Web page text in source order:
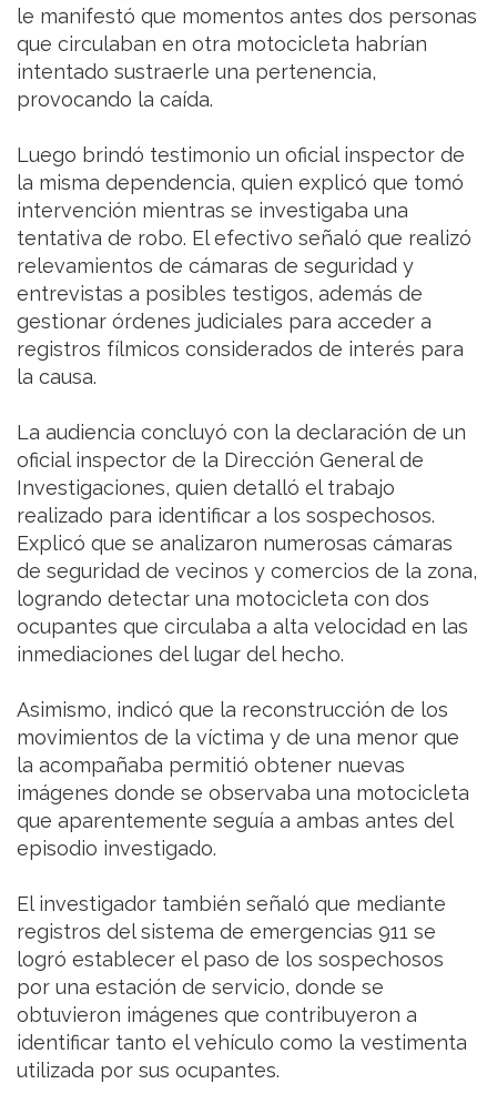
le manifestó que momentos antes dos personas
que circulaban en otra motocicleta habrían
intentado sustraerle una pertenencia,
provocando la caída.
Luego brindó testimonio un oficial inspector de
la misma dependencia, quien explicó que tomó
intervención mientras se investigaba una
tentativa de robo. El efectivo señaló que realizó
relevamientos de cámaras de seguridad y
entrevistas a posibles testigos, además de
gestionar órdenes judiciales para acceder a
registros fílmicos considerados de interés para
la causa.
La audiencia concluyó con la declaración de un
oficial inspector de la Dirección General de
Investigaciones, quien detalló el trabajo
realizado para identificar a los sospechosos.
Explicó que se analizaron numerosas cámaras
de seguridad de vecinos y comercios de la zona,
logrando detectar una motocicleta con dos
ocupantes que circulaba a alta velocidad en las
inmediaciones del lugar del hecho.
Asimismo, indicó que la reconstrucción de los
movimientos de la víctima y de una menor que
la acompañaba permitió obtener nuevas
imágenes donde se observaba una motocicleta
que aparentemente seguía a ambas antes del
episodio investigado.
El investigador también señaló que mediante
registros del sistema de emergencias 911 se
logró establecer el paso de los sospechosos
por una estación de servicio, donde se
obtuvieron imágenes que contribuyeron a
identificar tanto el vehículo como la vestimenta
utilizada por sus ocupantes.